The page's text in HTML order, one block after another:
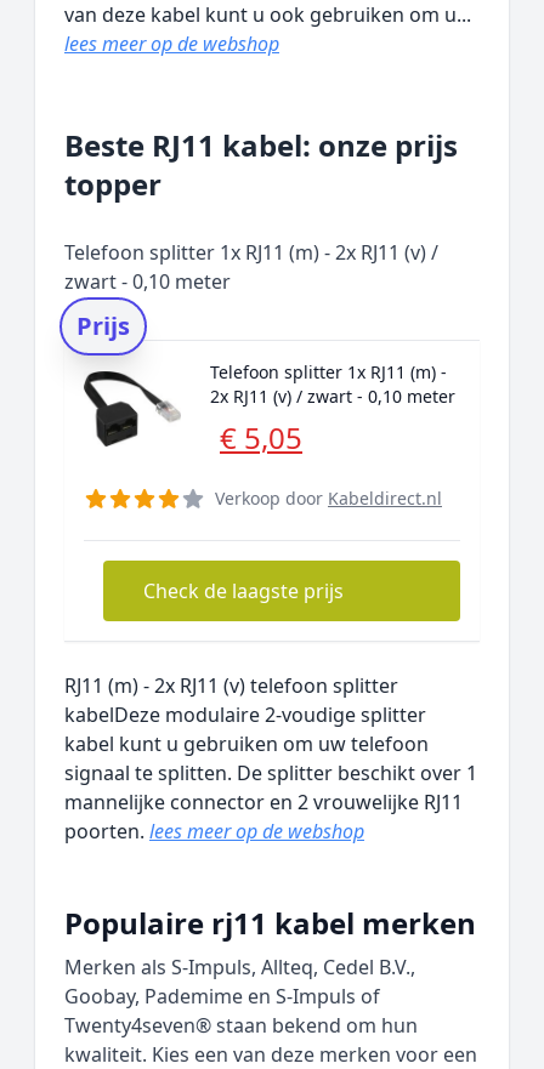
van deze kabel kunt u ook gebruiken om u...
lees meer op de webshop
Beste RJ11 kabel: onze prijs
topper
Telefoon splitter 1x RJ11 (m) - 2x RJ11 (v) /
zwart - 0,10 meter
Prijs
Telefoon splitter 1x RJ11 (m) -
2x RJ11 (v) / zwart - 0,10 meter
€ 5,05
Verkoop door Kabeldirect.nl
Check de laagste prijs
RJ11 (m) - 2x RJ11 (v) telefoon splitter
kabelDeze modulaire 2-voudige splitter
kabel kunt u gebruiken om uw telefoon
signaal te splitten. De splitter beschikt over 1
mannelijke connector en 2 vrouwelijke RJ11
poorten. lees meer op de webshop
Populaire rj11 kabel merken
Merken als S-Impuls, Allteq, Cedel B.V.,
Goobay, Pademime en S-Impuls of
Twenty4seven® staan bekend om hun
kwaliteit. Kies een van deze merken voor een